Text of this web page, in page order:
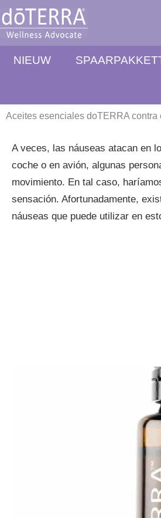
al
contenido
NIEUW
Aceites esenciales doTERRA contra
A veces, las náuseas atacan en
coche o en avión, algunas
movimiento. En tal caso,
sensación. Afortunadamente,
náuseas que puede utilizar en